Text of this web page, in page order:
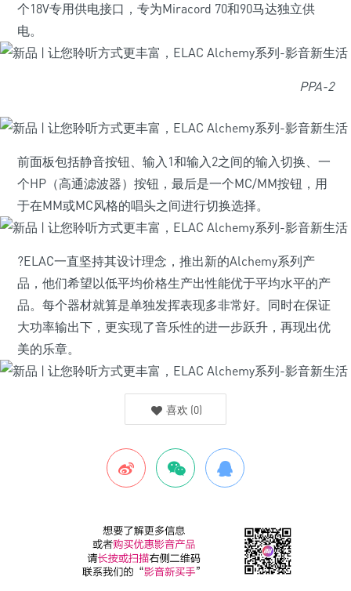
个18V专用供电接口，专为Miracord 70和90马达独立供
电。
PPA-2
前面板包括静音按钮、输入1和输入2之间的输入切换、一
个HP（高通滤波器）按钮，最后是一个MC/MM按钮，用
于在MM或MC风格的唱头之间进行切换选择。
?ELAC一直坚持其设计理念，推出新的Alchemy系列产
品，他们希望以低平均价格生产出性能优于平均水平的产
品。每个器材就算是单独发挥表现多非常好。同时在保证
大功率输出下，更实现了音乐性的进一步跃升，再现出优
美的乐章。
喜欢 (0)